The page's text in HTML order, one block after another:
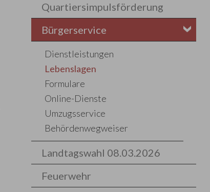
Quartiersimpulsförderung
Bürgerservice
Dienstleistungen
Lebenslagen
Formulare
Online-Dienste
Umzugsservice
Behördenwegweiser
Landtagswahl 08.03.2026
Feuerwehr